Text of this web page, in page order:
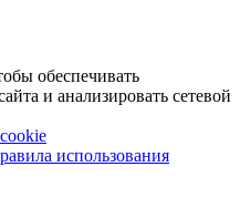
обеспечивать
и анализировать сетевой
использования